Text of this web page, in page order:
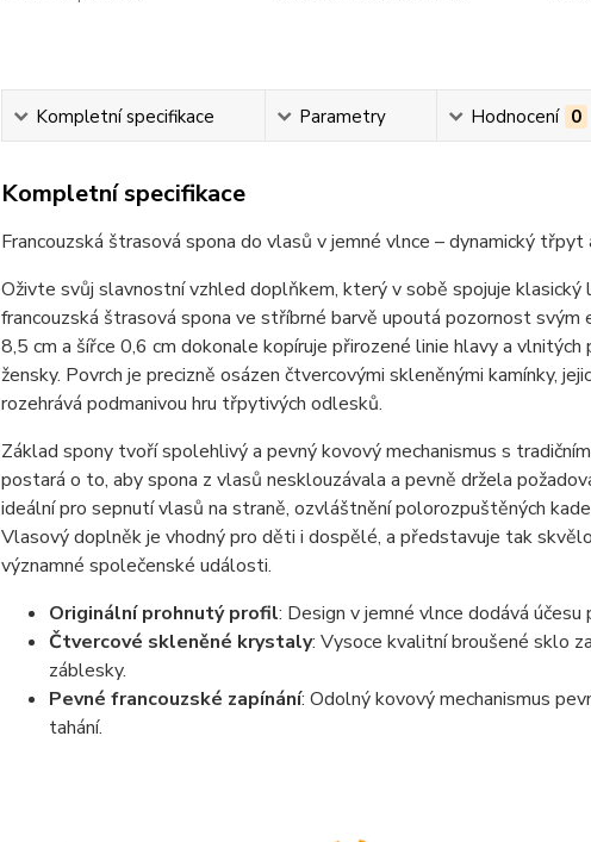
Kompletní specifikace Parametry Hodnocení 0
Kompletní specifikace
Francouzská štrasová spona do vlasů v jemné vlnce – dynamický
Oživte svůj slavnostní vzhled doplňkem, který v sobě spojuje klasický
francouzská štrasová spona ve stříbrné barvě upoutá pozornost
8,5 cm a šířce 0,6 cm dokonale kopíruje přirozené linie hlavy a vlnitých
žensky. Povrch je precizně osázen čtvercovými skleněnými kamínky,
rozehrává podmanivou hru třpytivých odlesků.
Základ spony tvoří spolehlivý a pevný kovový mechanismus s
postará o to, aby spona z vlasů nesklouzávala a pevně držela
ideální pro sepnutí vlasů na straně, ozvláštnění polorozpuštěných
Vlasový doplněk je vhodný pro děti i dospělé, a představuje tak
významné společenské události.
Originální prohnutý profil: Design v jemné vlnce dodává
Čtvercové skleněné krystaly: Vysoce kvalitní broušené sklo
záblesky.
Pevné francouzské zapínání: Odolný kovový mechanismus
tahání.